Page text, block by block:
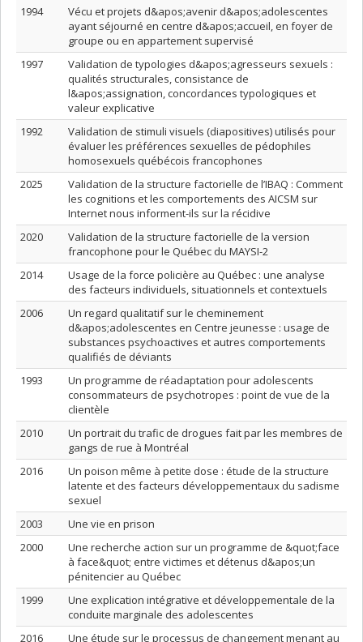
1994
Vécu et projets d&apos;avenir d&apos;adolescentes
ayant séjourné en centre d&apos;accueil, en foyer de
groupe ou en appartement supervisé
1997
Validation de typologies d&apos;agresseurs sexuels :
qualités structurales, consistance de
l&apos;assignation, concordances typologiques et
valeur explicative
1992
Validation de stimuli visuels (diapositives) utilisés pour
évaluer les préférences sexuelles de pédophiles
homosexuels québécois francophones
2025
Validation de la structure factorielle de l’IBAQ : Comment
les cognitions et les comportements des AICSM sur
Internet nous informent-ils sur la récidive
2020
Validation de la structure factorielle de la version
francophone pour le Québec du MAYSI-2
2014
Usage de la force policière au Québec : une analyse
des facteurs individuels, situationnels et contextuels
2006
Un regard qualitatif sur le cheminement
d&apos;adolescentes en Centre jeunesse : usage de
substances psychoactives et autres comportements
qualifiés de déviants
1993
Un programme de réadaptation pour adolescents
consommateurs de psychotropes : point de vue de la
clientèle
2010
Un portrait du trafic de drogues fait par les membres de
gangs de rue à Montréal
2016
Un poison même à petite dose : étude de la structure
latente et des facteurs développementaux du sadisme
sexuel
2003
Une vie en prison
2000
Une recherche action sur un programme de &quot;face
à face&quot; entre victimes et détenus d&apos;un
pénitencier au Québec
1999
Une explication intégrative et développementale de la
conduite marginale des adolescentes
2016
Une étude sur le processus de changement menant au